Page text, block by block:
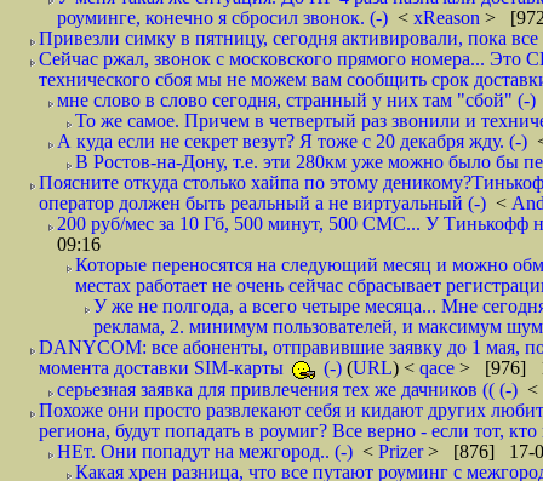
роуминге, конечно я сбросил звонок. (-) < xReason >
Привезли симку в пятницу, сегодня активировали, пока
Сейчас ржал, звонок с московского прямого номера... Это
технического сбоя мы не можем вам сообщить срок
мне слово в слово сегодня, странный у них там "сбой" (-)
То же самое. Причем в четвертый раз звонили и
А куда если не секрет везут? Я тоже с 20 декабря жду. (-)
В Ростов-на-Дону, т.е. эти 280км уже можно было бы
Поясните откуда столько хайпа по этому
оператор должен быть реальный а не виртуальный (-) <
200 руб/мес за 10 Гб, 500 минут, 500 СМС... У Тинькофф
09:16
Которые переносятся на следующий месяц и можно
местах работает не очень сейчас сбрасывает
У же не полгода, а всего четыре месяца... Мне
реклама, 2. минимум пользователей, и максимум
DANYCOM: все абоненты, отправившие заявку до 1 мая,
момента доставки SIM-карты
(-) (URL) < qace > [976]
серьезная заявка для привлечения тех же дачников (( (-) <
Похоже они просто развлекают себя и кидают других
региона, будут попадать в роумиг? Все верно - если тот,
НЕт. Они попадут на межгород.. (-) < Prizer> [876] 17-
Какая хрен разница, что все путают роуминг с